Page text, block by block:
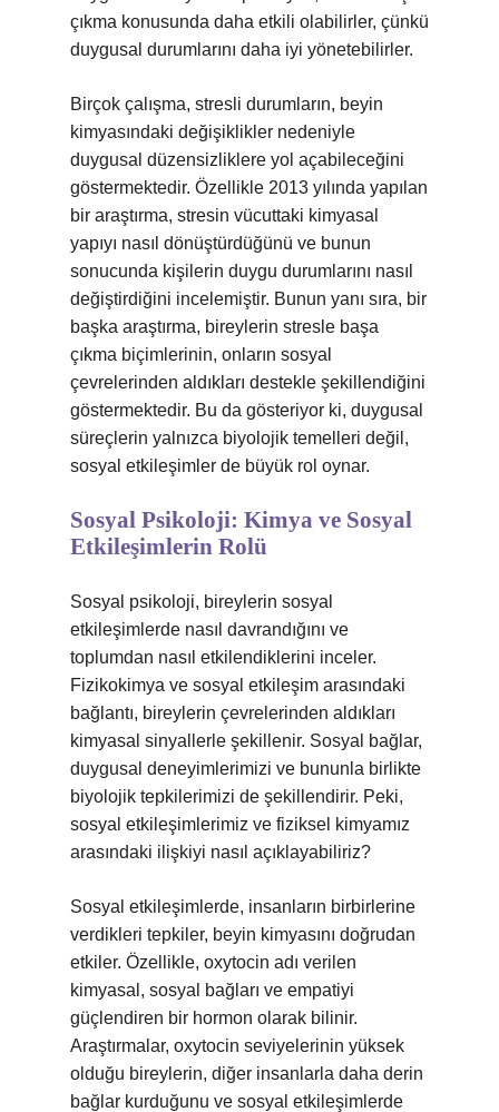
çıkma konusunda daha etkili olabilirler, çünkü
duygusal durumlarını daha iyi yönetebilirler.
Birçok çalışma, stresli durumların, beyin
kimyasındaki değişiklikler nedeniyle
duygusal düzensizliklere yol açabileceğini
göstermektedir. Özellikle 2013 yılında yapılan
bir araştırma, stresin vücuttaki kimyasal
yapıyı nasıl dönüştürdüğünü ve bunun
sonucunda kişilerin duygu durumlarını nasıl
değiştirdiğini incelemiştir. Bunun yanı sıra, bir
başka araştırma, bireylerin stresle başa
çıkma biçimlerinin, onların sosyal
çevrelerinden aldıkları destekle şekillendiğini
göstermektedir. Bu da gösteriyor ki, duygusal
süreçlerin yalnızca biyolojik temelleri değil,
sosyal etkileşimler de büyük rol oynar.
Sosyal Psikoloji: Kimya ve Sosyal
Etkileşimlerin Rolü
Sosyal psikoloji, bireylerin sosyal
etkileşimlerde nasıl davrandığını ve
toplumdan nasıl etkilendiklerini inceler.
Fizikokimya ve sosyal etkileşim arasındaki
bağlantı, bireylerin çevrelerinden aldıkları
kimyasal sinyallerle şekillenir. Sosyal bağlar,
duygusal deneyimlerimizi ve bununla birlikte
biyolojik tepkilerimizi de şekillendirir. Peki,
sosyal etkileşimlerimiz ve fiziksel kimyamız
arasındaki ilişkiyi nasıl açıklayabiliriz?
Sosyal etkileşimlerde, insanların birbirlerine
verdikleri tepkiler, beyin kimyasını doğrudan
etkiler. Özellikle, oxytocin adı verilen
kimyasal, sosyal bağları ve empatiyi
güçlendiren bir hormon olarak bilinir.
Araştırmalar, oxytocin seviyelerinin yüksek
olduğu bireylerin, diğer insanlarla daha derin
bağlar kurduğunu ve sosyal etkileşimlerde